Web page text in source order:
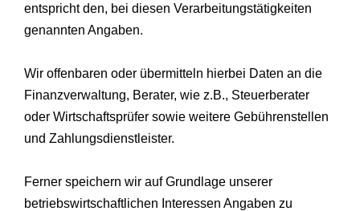
entspricht den, bei diesen Verarbeitungstätigkeiten
genannten Angaben.
Wir offenbaren oder übermitteln hierbei Daten an die
Finanzverwaltung, Berater, wie z.B., Steuerberater
oder Wirtschaftsprüfer sowie weitere Gebührenstellen
und Zahlungsdienstleister.
Ferner speichern wir auf Grundlage unserer
betriebswirtschaftlichen Interessen Angaben zu